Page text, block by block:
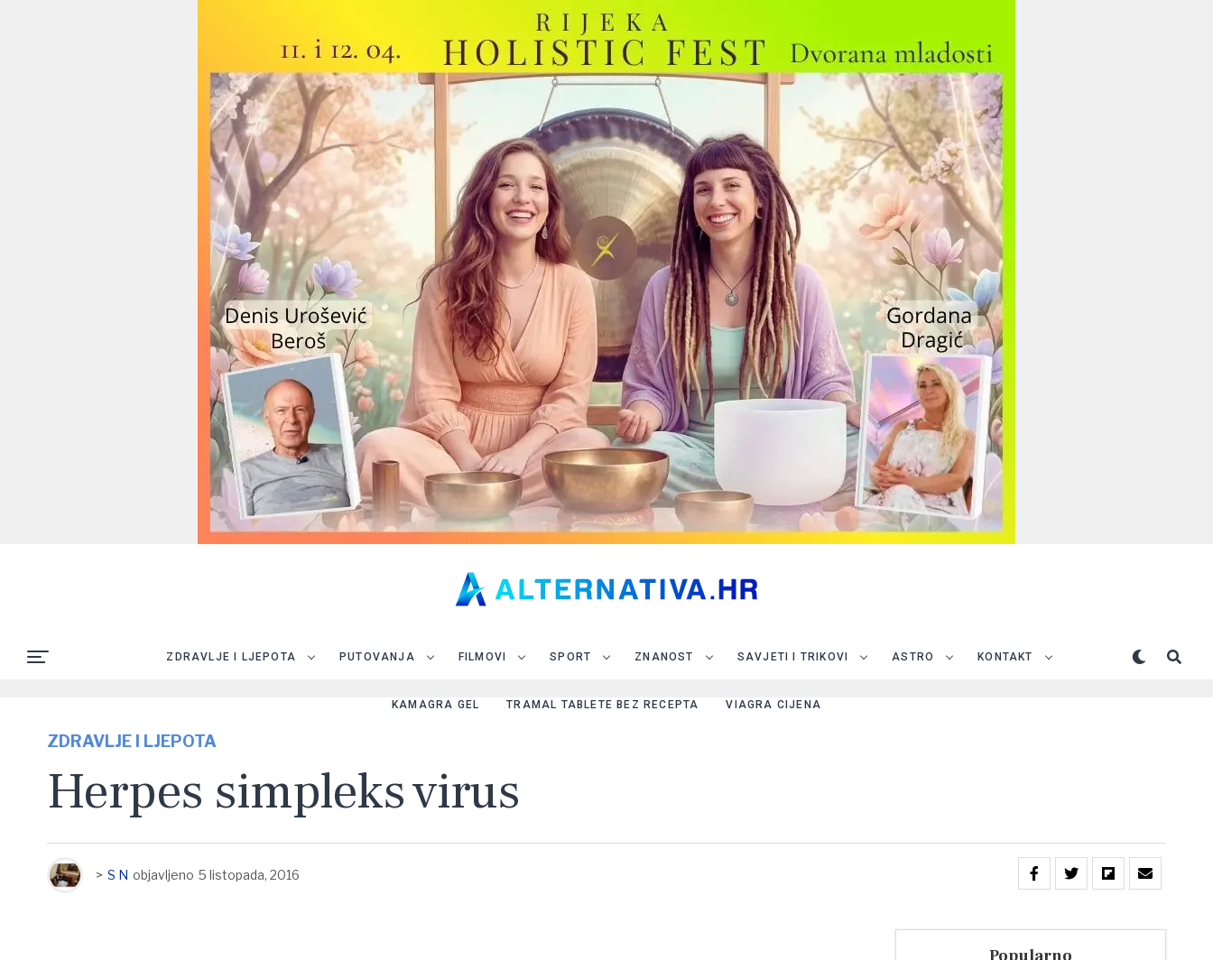
ZDRAVLJE I LJEPOTA PUTOVANJA FILMOVI SPORT ZNANOST SAVJETI I TRIKOVI ASTRO KONTAKT
KAMAGRA GEL TRAMAL TABLETE BEZ RECEPTA VIAGRA CIJENA
ZDRAVLJE I LJEPOTA
Herpes simpleks virus
> S N objavljeno 5 listopada, 2016